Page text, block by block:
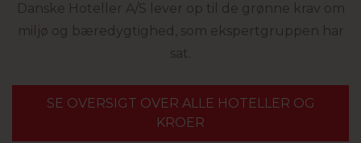
Danske Hoteller A/S lever op til de grønne krav om
miljø og bæredygtighed, som ekspertgruppen har
sat.
SE OVERSIGT OVER ALLE HOTELLER OG
KROER